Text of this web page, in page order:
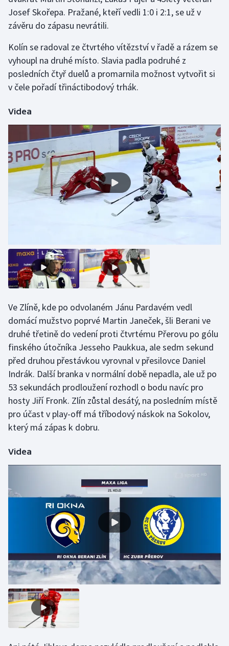
Házená
Jezdectví
Krasobruslení
Lyže a snowboard
Moderní pětiboj
Motorsport
Olympijské hry
Plavání
Plážový volejbal
Rychlobruslení
Rychlostní kanoistika
Short track
Sportovní střelba
Stolní tenis
Triatlon
Vodní slalom
Volejbal
Josef Skořepa. Pražané, kteří vedli 1:0 i 2:1, se už v
závěru do zápasu nevrátili.
Kolín se radoval ze čtvrtého vítězství v řadě a rázem se
vyhoupl na druhé místo. Slavia padla podruhé z
posledních čtyř duelů a promarnila možnost vytvořit si
v čele pořadí třináctibodový trhák.
Videa
Ve Zlíně, kde po odvolaném Jánu Pardavém vedl
domácí mužstvo poprvé Martin Janeček, šli Berani ve
druhé třetině do vedení proti čtvrtému Přerovu po gólu
finského útočníka Jesseho Paukkua, ale sedm sekund
před druhou přestávkou vyrovnal v přesilovce Daniel
Indrák. Další branka v normální době nepadla, ale už po
53 sekundách prodloužení rozhodl o bodu navíc pro
hosty Jiří Fronk. Zlín zůstal desátý, na posledním místě
pro účast v play-off má tříbodový náskok na Sokolov,
který má zápas k dobru.
Videa